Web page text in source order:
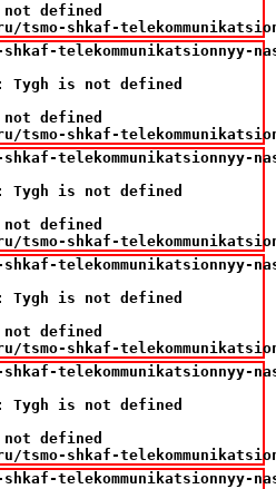
defined
tsmo-shkaf-
telekommunikatsionnyy-
Tygh is not defined
defined
tsmo-shkaf-
telekommunikatsionnyy-
Tygh is not defined
defined
tsmo-shkaf-
telekommunikatsionnyy-
Tygh is not defined
defined
tsmo-shkaf-
telekommunikatsionnyy-
Tygh is not defined
defined
tsmo-shkaf-
telekommunikatsionnyy-